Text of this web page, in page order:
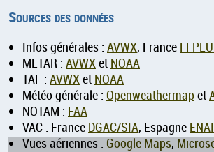
Sources des données
Infos générales : AVWX, France
METAR : AVWXet NOAA
TAF : AVWXet NOAA
Météo générale : Openweathermapet
NOTAM : FAA
VAC : France DGAC/SIA, Espagne
Vues aériennes : Google Maps,